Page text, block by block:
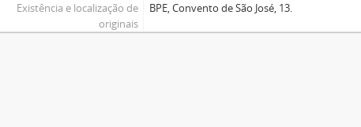
Existência e localização de
originais
BPE, Convento de São José, 13.